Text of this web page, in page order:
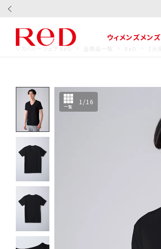
ウィメンズメンズ
リカバリーウェア ReD
一覧
1 /16